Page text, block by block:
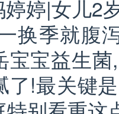
婷婷|女儿2
换季就腹
宝宝益生
了!最关键